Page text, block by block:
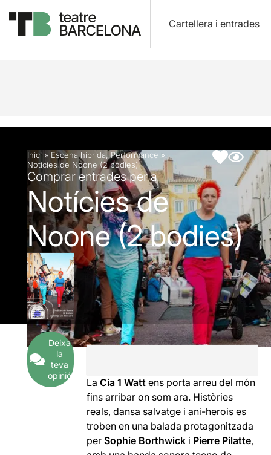
Cartellera i entrades
Descripció Fitxa artística Articles
Inici» Escena híbrida, Performance »
Notícies de Noone (2 bodies)
Comprar entrades per a
Notícies de
Noone (2 bodies)
Deixa
la
teva
opinió
LaCia 1 Watt ens porta arreu del món
fins arribar on som ara. Històries
reals, dansa salvatge i ani-herois es
troben en una balada protagonitzada
perSophie Borthwick i Pierre Pilatte,